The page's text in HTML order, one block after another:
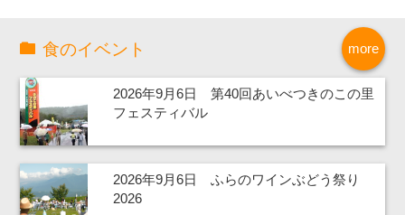
more
食のイベント
2026年9月6日 第40回あいべつきのこの里
フェスティバル
2026年9月6日 ふらのワインぶどう祭り
2026